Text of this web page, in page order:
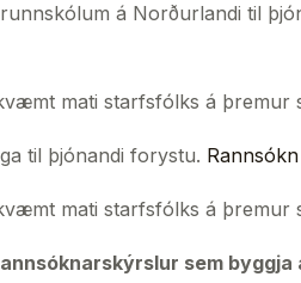
á Norðurlandi til
mati starfsfólks á þremur
til þjónandi forystu.
mati starfsfólks á þremur
sem